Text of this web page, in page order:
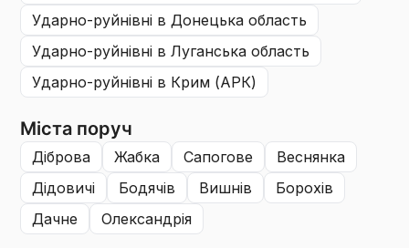
ударно-руйнівні в Донецька область
ударно-руйнівні в Луганська область
ударно-руйнівні в Крим (АРК)
Міста поруч
діброва жабка сапогове
веснянка
дідовичі
бодячів вишнів
борохів
дачне
олександрія